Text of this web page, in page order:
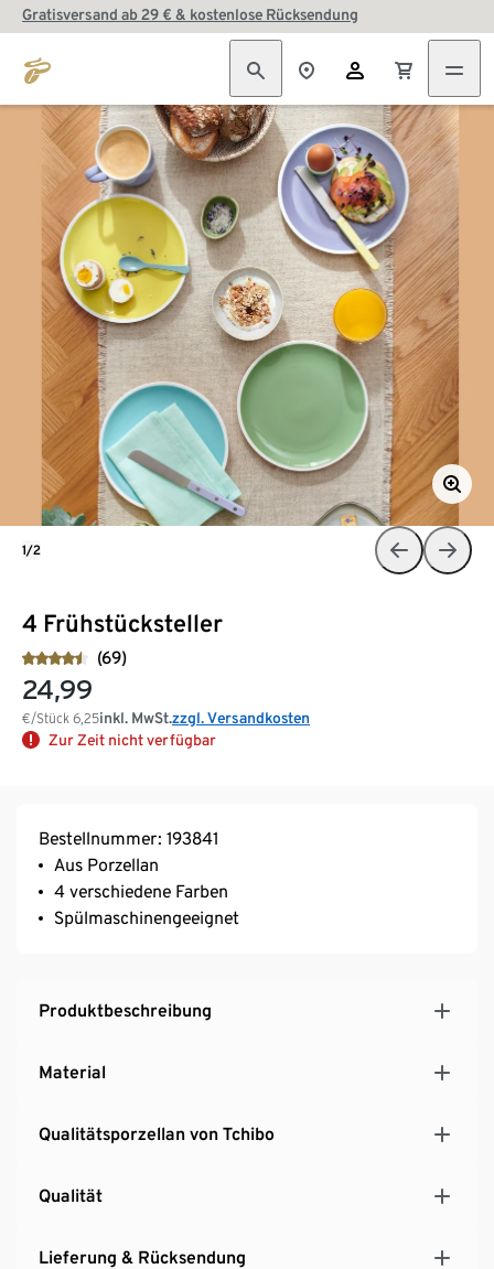
Gratisversand ab 29 € & kostenlose Rücksendung
4 Frühstücksteller
(69)
24,99
€/Stück 6,25inkl. MwSt.zzgl. Versandkosten
Zur Zeit nicht verfügbar
1/2
Bestellnummer: 193841
Aus Porzellan
4 verschiedene Farben
Spülmaschinengeeignet
Produktbeschreibung
Material
Qualitätsporzellan von Tchibo
Qualität
Lieferung & Rücksendung